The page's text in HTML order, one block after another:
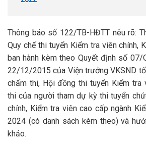
Thông báo số 122/TB-HĐTT nêu rõ:
Quy chế thi tuyển Kiểm tra viên chính,
ban hành kèm theo Quyết định số 07/
22/12/2015 của Viện trưởng VKSND
chấm thi, Hội đồng thi tuyển Kiểm tra
thi của người tham dự kỳ thi tuyển
chính, Kiểm tra viên cao cấp ngành
2024 (có danh sách kèm theo) và
khảo.